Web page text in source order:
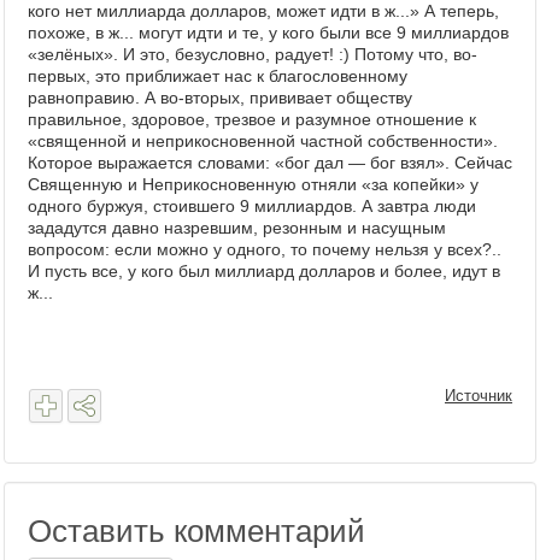
кого нет миллиарда долларов, может идти в ж...» А теперь,
похоже, в ж... могут идти и те, у кого были все 9 миллиардов
«зелёных». И это, безусловно, радует! :) Потому что, во-
первых, это приближает нас к благословенному
равноправию. А во-вторых, прививает обществу
правильное, здоровое, трезвое и разумное отношение к
«священной и неприкосновенной частной собственности».
Которое выражается словами: «бог дал — бог взял». Сейчас
Священную и Неприкосновенную отняли «за копейки» у
одного буржуя, стоившего 9 миллиардов. А завтра люди
зададутся давно назревшим, резонным и насущным
вопросом: если можно у одного, то почему нельзя у всех?..
И пусть все, у кого был миллиард долларов и более, идут в
ж...
Источник
Оставить комментарий